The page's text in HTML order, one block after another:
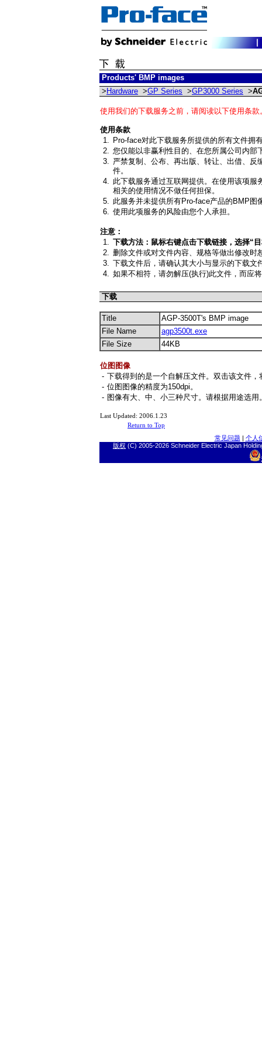
Products' BMP images
> Hardware >GP Series >GP3000 Series >
使用我们的下载服务之前，请阅读以下使用条
使用条款
1. Pro-face对此下载服务所提供的所有文件拥
2. 您仅能以非赢利性目的、在您所属公司内部
3. 严禁复制、公布、再出版、转让、出借、
件。
4. 此下载服务通过互联网提供。在使用该项
相关的使用情况不做任何担保。
5. 此服务并未提供所有Pro-face产品的BMP图
6. 使用此项服务的风险由您个人承担。
注意：
1. 下载方法：鼠标右键点击下载链接，选择“
2. 删除文件或对文件内容、规格等做出修改时
3. 下载文件后，请确认其大小与显示的下载文
4. 如果不相符，请勿解压(执行)此文件，而应
下载
Title
AGP-3500T's BMP image
File Name
agp3500t.exe
File Size
44KB
位图图像
- 下载得到的是一个自解压文件。双击该文件，
- 位图图像的精度为150dpi。
- 图像有大、中、小三种尺寸。请根据用途选用
Last Updated: 2006.1.23
Return to Top
常见问题 | 个人
版权 (C) 2005-2026 Schneider Electric Japan